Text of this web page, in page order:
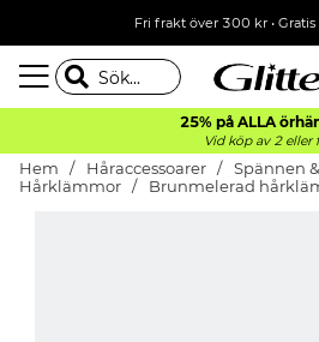
Fri frakt över 300 kr•
25% på ALLA
Vid köp av 2 eller
Hem Håraccessoarer
Spännen
Hårklämmor
Brunmelerad